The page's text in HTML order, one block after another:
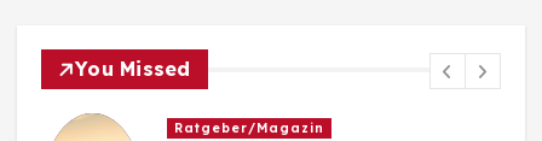
You Missed
Ratgeber/Magazin